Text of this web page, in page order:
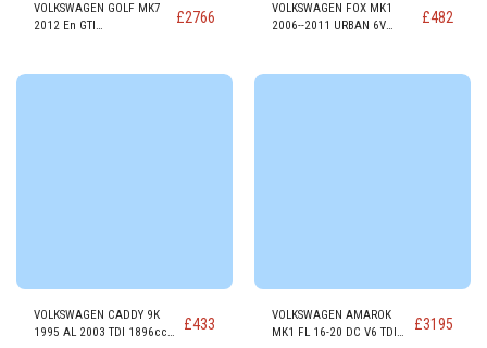
VOLKSWAGEN GOLF MK7
2012 En GTI
£2766
VOLKSWAGEN FOX MK1
2006--2011 URBAN 6V
£482
VOLKSWAGEN CADDY 9K
1995 AL 2003 TDI 1896cc
£433
VOLKSWAGEN AMAROK
MK1 FL 16-20 DC V6 TDI
£3195